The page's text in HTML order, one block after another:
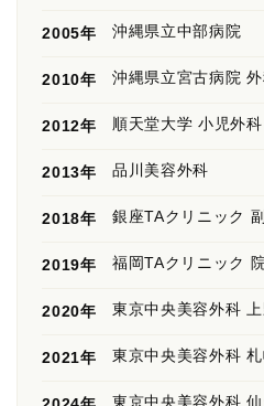
2005年 沖縄県立中部病院
2010年 沖縄県立宮古病院
2012年 順天堂大学 小児外
2013年 品川美容外科
2018年 銀座TAクリニック
2019年 福岡TAクリニック
2020年 東京中央美容外科
2021年 東京中央美容外科
東京中央美容外科